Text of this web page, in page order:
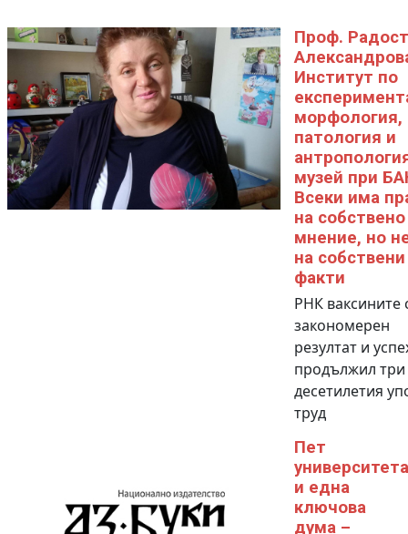
Проф.
Институт по
морфология,
патология и
музей при
Всеки има
на собствено
мнение, но
на собствени
факти
РНК ваксините
закономерен
резултат и
продължил три
десетилетия
труд
Пет
университета
и една
ключова
дума –